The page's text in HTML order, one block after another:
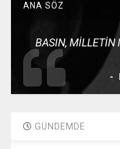
ANA SÖZ
BASIN, MİLLETİN
-
GÜNDEMDE